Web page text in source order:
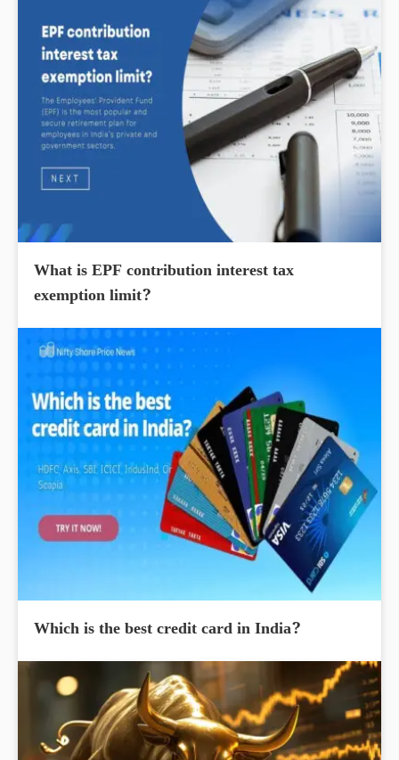
What is EPF contribution interest tax
exemption limit?
Which is the best credit card in India?